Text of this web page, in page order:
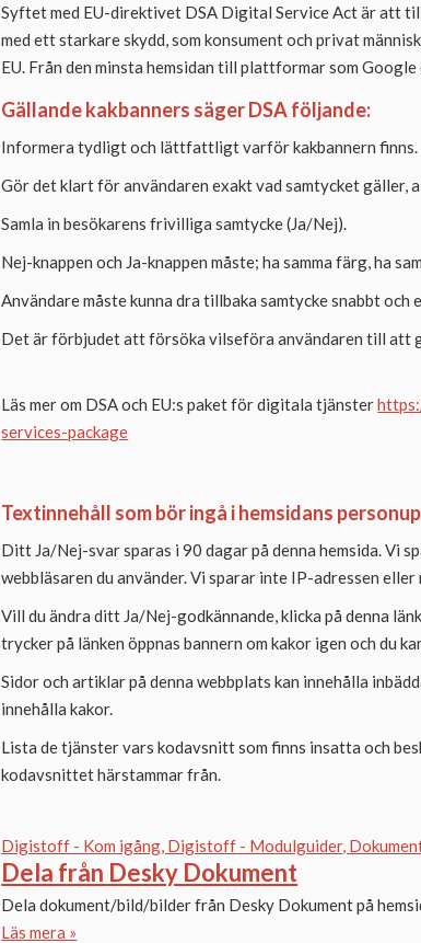
Syftet med EU-direktivet DSA Digital Service Act är att
med ett starkare skydd, som konsument och privat
EU. Från den minsta hemsidan till plattformar som Google
Gällande kakbanners säger DSA följande:
Informera tydligt och lättfattligt varför kakbannern finns.
Gör det klart för användaren exakt vad samtycket gäller,
Samla in besökarens frivilliga samtycke (Ja/Nej).
Nej-knappen och Ja-knappen måste; ha samma färg, ha
Användare måste kunna dra tillbaka samtycke snabbt
Det är förbjudet att försöka vilseföra användaren till att
Läs mer om DSA och EU:s paket för digitala tjänster
services-package
Textinnehåll som bör ingå i hemsidans
Ditt Ja/Nej-svar sparas i 90 dagar på denna hemsida. Vi
webbläsaren du använder. Vi sparar inte IP-adressen eller
Vill du ändra ditt Ja/Nej-godkännande, klicka på denna
trycker på länken öppnas bannern om kakor igen och du
Sidor och artiklar på denna webbplats kan innehålla
innehålla kakor.
Lista de tjänster vars kodavsnitt som finns insatta och
kodavsnittet härstammar från.
Digistoff - Kom igång Digistoff - Modulguider
Dela från Desky Dokument
Dela dokument/bild/bilder från Desky Dokument på
Läs mera »